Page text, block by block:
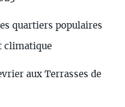
quartiers populaires
climatique
aux Terrasses de